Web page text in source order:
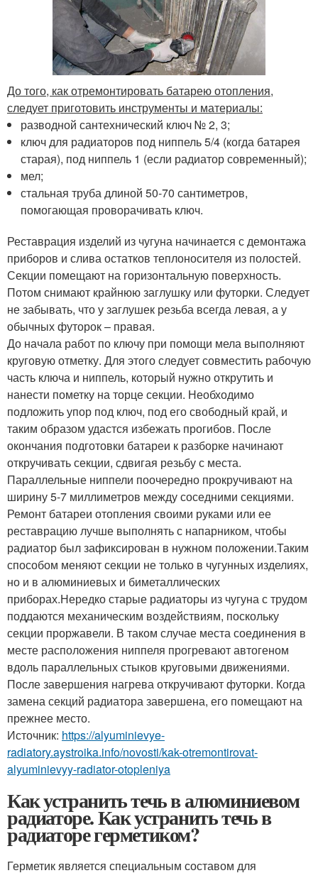
До того, как отремонтировать батарею отопления,
следует приготовить инструменты и материалы:
разводной сантехнический ключ № 2, 3;
ключ для радиаторов под ниппель 5/4 (когда батарея
старая), под ниппель 1 (если радиатор современный);
мел;
стальная труба длиной 50-70 сантиметров,
помогающая проворачивать ключ.
Реставрация изделий из чугуна начинается с демонтажа
приборов и слива остатков теплоносителя из полостей.
Секции помещают на горизонтальную поверхность.
Потом снимают крайнюю заглушку или футорки. Следует
не забывать, что у заглушек резьба всегда левая, а у
обычных футорок – правая.
До начала работ по ключу при помощи мела выполняют
круговую отметку. Для этого следует совместить рабочую
часть ключа и ниппель, который нужно открутить и
нанести пометку на торце секции. Необходимо
подложить упор под ключ, под его свободный край, и
таким образом удастся избежать прогибов. После
окончания подготовки батареи к разборке начинают
откручивать секции, сдвигая резьбу с места.
Параллельные ниппели поочередно прокручивают на
ширину 5-7 миллиметров между соседними секциями.
Ремонт батареи отопления своими руками или ее
реставрацию лучше выполнять с напарником, чтобы
радиатор был зафиксирован в нужном положении.Таким
способом меняют секции не только в чугунных изделиях,
но и в алюминиевых и биметаллических
приборах.Нередко старые радиаторы из чугуна с трудом
поддаются механическим воздействиям, поскольку
секции проржавели. В таком случае места соединения в
месте расположения ниппеля прогревают автогеном
вдоль параллельных стыков круговыми движениями.
После завершения нагрева откручивают футорки. Когда
замена секций радиатора завершена, его помещают на
прежнее место.
Источник: https://alyuminievye-
radiatory.aystroika.info/novosti/kak-otremontirovat-
alyuminievyy-radiator-otopleniya
Как устранить течь в алюминиевом
радиаторе. Как устранить течь в
радиаторе герметиком?
Герметик является специальным составом для